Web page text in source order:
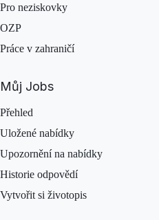
Pro neziskovky
OZP
Práce v zahraničí
Můj Jobs
Přehled
Uložené nabídky
Upozornění na nabídky
Historie odpovědí
Vytvořit si životopis